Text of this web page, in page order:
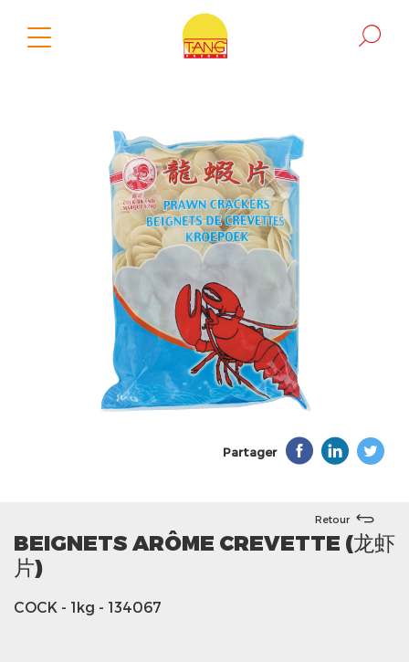
Partager
Retour
BEIGNETS ARÔME CREVETTE (龙虾
片)
COCK - 1kg - 134067